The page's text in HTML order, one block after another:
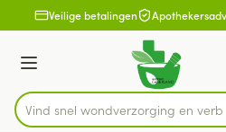
Ga naar de inhoud
1 van 1Veilige betalingen
Menu
Product, merk, categorie...
Vind snel wondverzorging